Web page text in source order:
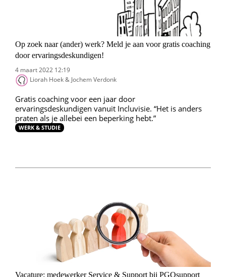
Op zoek naar (ander) werk? Meld je aan voor gratis coaching
door ervaringsdeskundigen!
4 maart 2022 12:19
Liorah Hoek & Jochem Verdonk
Gratis coaching voor een jaar door
ervaringsdeskundigen vanuit Incluvisie. “Het is anders
praten als je allebei een beperking hebt.”
WERK & STUDIE
Vacature: medewerker Service & Support bij PGOsupport